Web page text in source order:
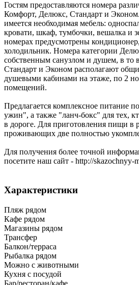
Гостям предоставляются номера
Комфорт, Делюкс, Стандарт и
имеется необходимая мебель:
кровати, шкаф, тумбочки, вешалка и
номерах предусмотрены
холодильник. Номера категории
собственным санузлом и душем, в то
Стандарт и Эконом располагают
душевыми кабинами на этаже, по 2
помещений.
Предлагается комплексное питание
ужин", а также "ланч-бокс" для тех,
в дороге. Для приготовления пищи в
проживающих две полностью
Для получения более точной
посетите наш сайт - http://skazochnyy-
Характеристики
Пляж рядом
Кафе рядом
Магазины рядом
Трансфер
Балкон/терраса
Рыбалка рядом
Можно с животными
Кухня с посудой
Бар/ресторан/кафе